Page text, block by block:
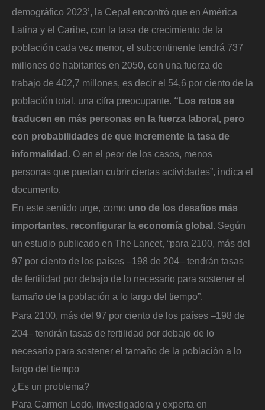
demográfico 2023’, la Cepal encontró que en América
Latina y el Caribe, con la tasa de crecimiento de la
población cada vez menor, el subcontinente tendrá 737
millones de habitantes en 2050, con una fuerza de
trabajo de 402,7 millones, es decir el 54,6 por ciento de la
población total, una cifra preocupante. “Los retos se
traducen en más personas en la fuerza laboral, pero
con probabilidades de que incremente la tasa de
informalidad. O en el peor de los casos, menos
personas que puedan cubrir ciertas actividades”, indica el
documento.
En este sentido urge, como uno de los desafíos más
importantes, reconfigurar la economía global. Según
un estudio publicado en The Lancet, “para 2100, más del
97 por ciento de los países –198 de 204– tendrán tasas
de fertilidad por debajo de lo necesario para sostener el
tamaño de la población a lo largo del tiempo”.
Para 2100, más del 97 por ciento de los países –198 de
204– tendrán tasas de fertilidad por debajo de lo
necesario para sostener el tamaño de la población a lo
largo del tiempo
¿Es un problema?
Para Carmen Ledo, investigadora y experta en